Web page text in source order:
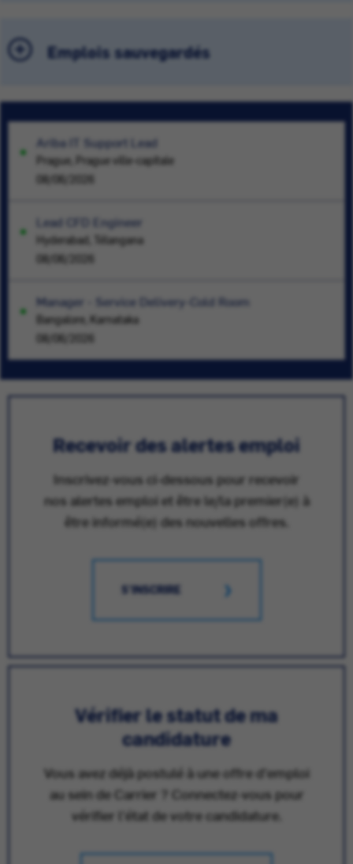
Emplois sauvegardés
Ariba IT Support Lead
Prague, Prague ville-capitale
08/06/2026
Lead CFD Engineer
Hyderabad, Télangana
08/06/2026
Manager - Service Delivery-Cold Room
Bangalore, Karnataka
08/06/2026
Recevoir des alertes emploi
Inscrivez-vous ci-dessous pour recevoir
nos alertes emploi et être le/la premier(e) à
être informé(e) des nouvelles offres.
S'INSCRIRE
Vérifier le statut de ma
candidature
Vous avez déjà postulé à une offre d'emploi
au sein de Carrier ? Connectez-vous pour
vérifier l'état de votre candidature.